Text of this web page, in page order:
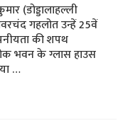
(डोड्डालाहल्ली
गहलोत उन्हें 25वें
की शपथ
भवन के ग्लास हाउस
…